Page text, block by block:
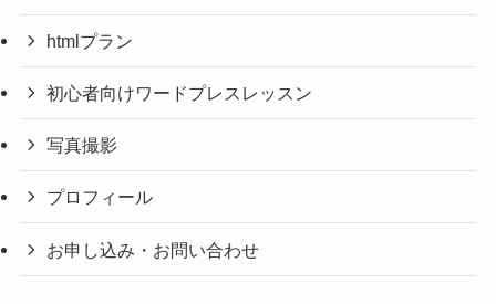
htmlプラン
初心者向けワードプレスレッスン
写真撮影
プロフィール
お申し込み・お問い合わせ